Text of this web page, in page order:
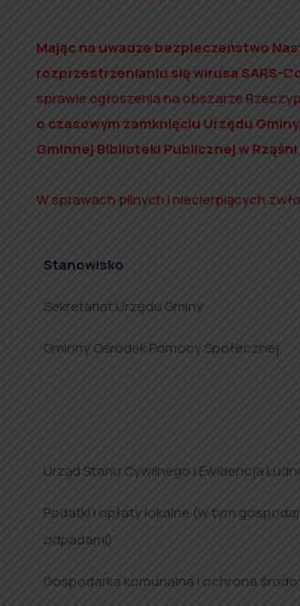
Mając na uwadze bezpieczeństwo
rozprzestrzenianiu się wirusa SARS-
sprawie ogłoszenia na obszarze
o czasowym zamknięciu Urzędu
Gminnej Biblioteki Publicznej w
W sprawach pilnych i niecierpiących
Stanowisko
Sekretariat Urzędu Gminy
Gminny Ośrodek Pomocy Społecznej
Urząd Stanu Cywilnego i Ewidencja
Podatki i opłaty lokalne (w tym
odpadami)
Gospodarka komunalna i ochrona